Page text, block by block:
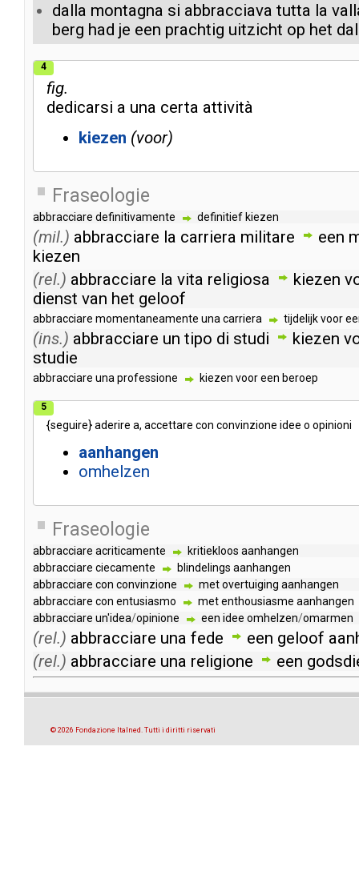
dalla montagna si abbracciava tutta la
berg had je een prachtig uitzicht op het dal
4
fig.
dedicarsi a una certa attività
kiezen voor
Fraseologie
abbracciare definitivamente definitief kiezen
(mil.) abbracciare la carriera militare een
kiezen
(rel.) abbracciare la vita religiosa kiezen
dienst van het geloof
abbracciare momentaneamente una carriera tijdelijkvoor
(ins.) abbracciare un tipo di studi kiezen
studie
abbracciare una professione kiezen vooreen beroep
5
{seguire}aderire a, accettare con convinzione idee o opinioni
aanhangen
omhelzen
Fraseologie
abbracciare acriticamente kritiekloos aanhangen
abbracciare ciecamente blindelings aanhangen
abbracciare con convinzione metovertuiging aanhangen
abbracciare con entusiasmo metenthousiasme aanhangen
abbracciare un'idea/opinione een idee omhelzen/omarmen
(rel.) abbracciare una fede een geloof
(rel.) abbracciare una religione een
© 2026 Fondazione Italned. Tutti i diritti riservati